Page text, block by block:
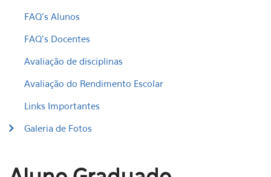
FAQ's Alunos
FAQ's Docentes
Avaliação de disciplinas
Avaliação do Rendimento Escolar
Links Importantes
Galeria de Fotos